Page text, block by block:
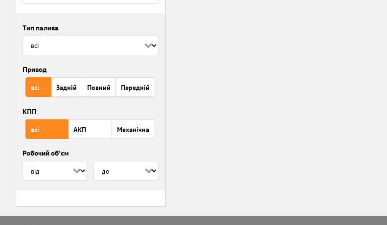
Тип палива
Привод
всі Задній Повний Передній
КПП
всі АКП Механічна
Робочий об’єм